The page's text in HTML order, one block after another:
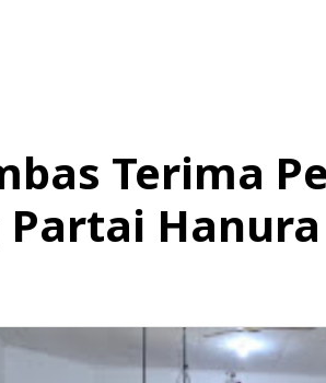
Terima
Partai Hanura